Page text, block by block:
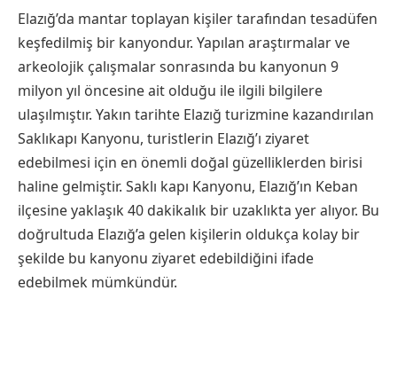
Elazığ’da mantar toplayan kişiler tarafından tesadüfen
keşfedilmiş bir kanyondur. Yapılan araştırmalar ve
arkeolojik çalışmalar sonrasında bu kanyonun 9
milyon yıl öncesine ait olduğu ile ilgili bilgilere
ulaşılmıştır. Yakın tarihte Elazığ turizmine kazandırılan
Saklıkapı Kanyonu, turistlerin Elazığ’ı ziyaret
edebilmesi için en önemli doğal güzelliklerden birisi
haline gelmiştir. Saklı kapı Kanyonu, Elazığ’ın Keban
ilçesine yaklaşık 40 dakikalık bir uzaklıkta yer alıyor. Bu
doğrultuda Elazığ’a gelen kişilerin oldukça kolay bir
şekilde bu kanyonu ziyaret edebildiğini ifade
edebilmek mümkündür.